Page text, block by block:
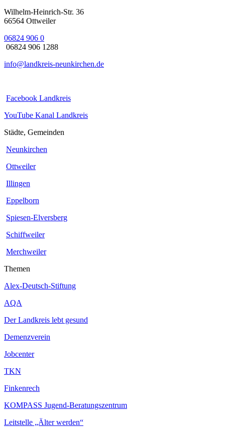
Wilhelm-Heinrich-Str. 36
66564 Ottweiler
06824 906 0
06824 906 1288
info@landkreis-neunkirchen.de
Facebook Landkreis
YouTube Kanal Landkreis
Städte, Gemeinden
Neunkirchen
Ottweiler
Illingen
Eppelborn
Spiesen-Elversberg
Schiffweiler
Merchweiler
Themen
Alex-Deutsch-Stiftung
AQA
Der Landkreis lebt gesund
Demenzverein
Jobcenter
TKN
Finkenrech
KOMPASS Jugend-Beratungszentrum
Leitstelle „Älter werden“